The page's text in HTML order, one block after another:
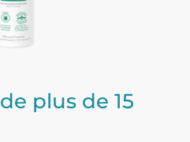
de plus de 15